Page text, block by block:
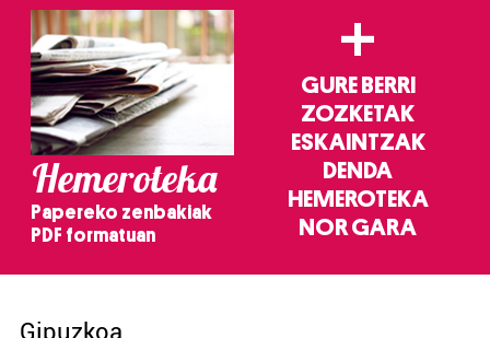
Hemeroteka
Papereko zenbakiak
PDF formatuan
+
GURE BERRI
ZOZKETAK
ESKAINTZAK
DENDA
HEMEROTEKA
NOR GARA
Gipuzkoa